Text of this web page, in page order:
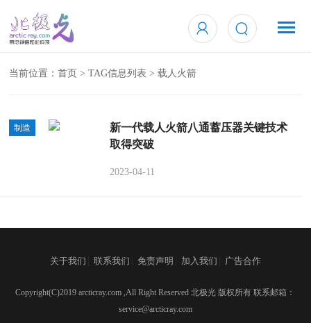
当前位置：首页 > TAG信息列表 > 载人火箭
制造
新一代载人火箭八通蓄压器关键技术
取得突破
2023-04-11
关于我们 联系我们 免责声明 加入我们 广告合作
Copyright(C)2019 arcticray.com ,All Right Reserved 北极光 版权所有 联系邮箱：
service@arcticray.com